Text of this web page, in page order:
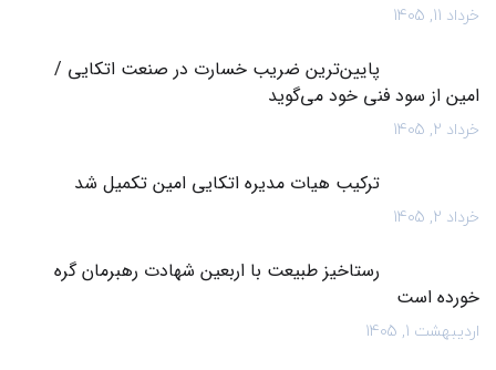
خرداد 11, 1405
پایین‌ترین ضریب خسارت در صنعت اتکایی /
امین از سود فنی خود می‌گوید
خرداد 2, 1405
ترکیب هیات مدیره اتکایی امین تکمیل شد
خرداد 2, 1405
رستاخیز طبیعت با اربعین شهادت رهبرمان گره
خورده است
اردیبهشت 1, 1405